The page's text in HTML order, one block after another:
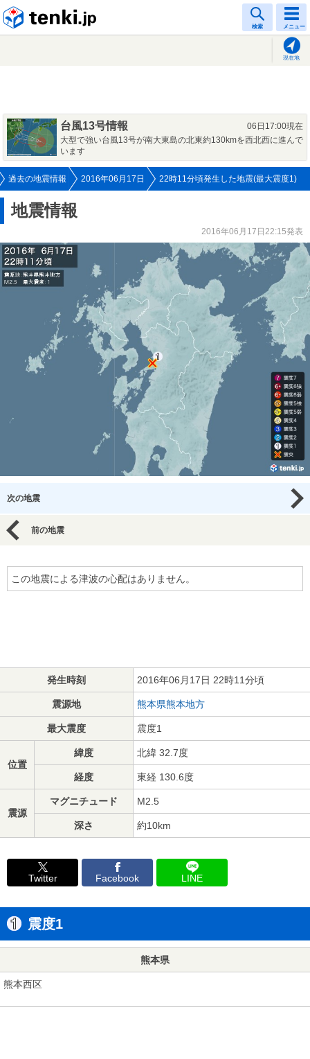
検索 メニュー
現在地
台風13号情報
06日17:00現在
大型で強い台風13号が南大東島の北東約130kmを西北西に進んで
います
過去の地震情報 2016年06月17日 22時11分頃発生した地震(最大震度1)
地震情報
2016年06月17日22:15発表
次の地震
前の地震
この地震による津波の心配はありません。
発生時刻 2016年06月17日 22時11分頃
震源地 熊本県熊本地方
最大震度 震度1
位置
緯度 北緯 32.7度
経度 東経 130.6度
震源
マグニチュード M2.5
深さ 約10km
Twitter Facebook LINE
震度1
熊本県
熊本西区